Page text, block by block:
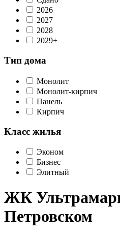
2026
2027
2028
2029+
Тип дома
Монолит
Монолит-кирпич
Панель
Кирпич
Класс жилья
Эконом
Бизнес
Элитный
ЖК
Петровском